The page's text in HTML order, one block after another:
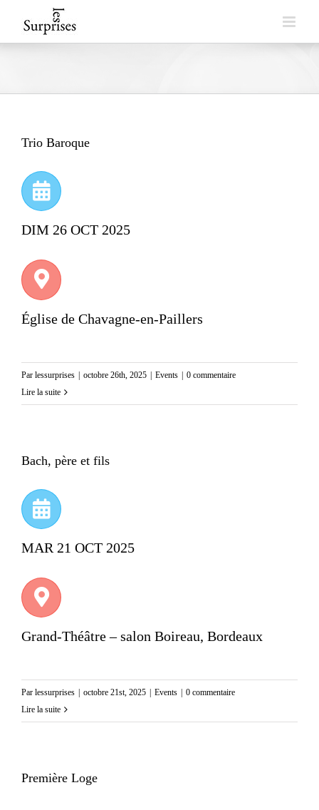
to
Trio Baroque
DIM 26 OCT 2025
Église de Chavagne-en-Paillers
Par lessurprises | octobre 26th, 2025 | Events | 0 commentaire
Lire la suite
Bach, père et fils
MAR 21 OCT 2025
Grand-Théâtre – salon Boireau, Bordeaux
Par lessurprises octobre 21st, 2025 Events
0 commentaire
Lire la suite
Première Loge